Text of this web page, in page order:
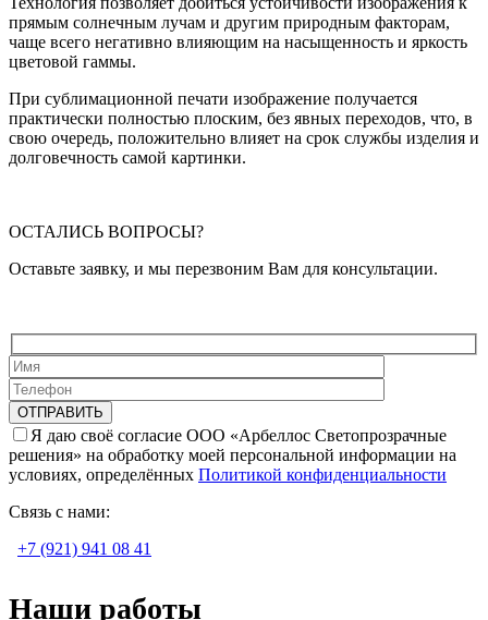
прямым солнечным лучам и другим природным факторам,
чаще всего негативно влияющим на насыщенность и яркость
цветовой гаммы.
При сублимационной печати изображение получается
практически полностью плоским, без явных переходов, что, в
свою очередь, положительно влияет на срок службы изделия и
долговечность самой картинки.
ОСТАЛИСЬ ВОПРОСЫ?
Оставьте заявку, и мы перезвоним Вам для консультации.
Я даю своё согласие ООО «Арбеллос Светопрозрачные
решения» на обработку моей персональной информации на
условиях, определённых Политикой конфиденциальности
Связь с нами:
+7 (921) 941 08 41
Наши работы